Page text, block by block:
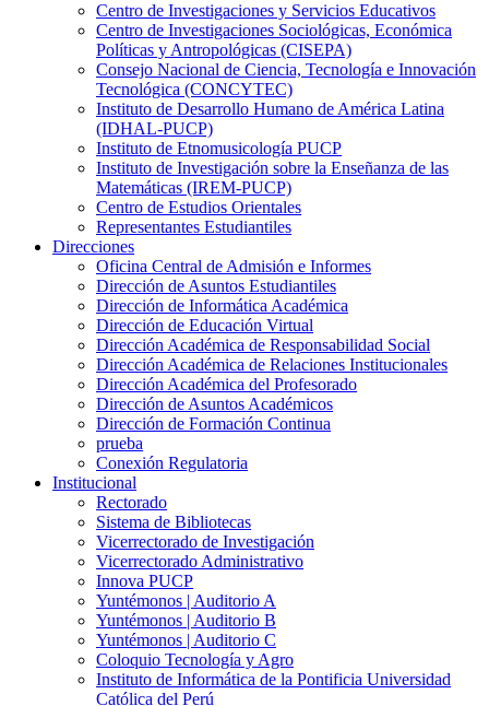
Centro de Investigaciones y Servicios Educativos
Centro de Investigaciones Sociológicas, Económica
Políticas y Antropológicas (CISEPA)
Consejo Nacional de Ciencia, Tecnología e Innovación
Tecnológica (CONCYTEC)
Instituto de Desarrollo Humano de América Latina
(IDHAL-PUCP)
Instituto de Etnomusicología PUCP
Instituto de Investigación sobre la Enseñanza de las
Matemáticas (IREM-PUCP)
Centro de Estudios Orientales
Representantes Estudiantiles
Direcciones
Oficina Central de Admisión e Informes
Dirección de Asuntos Estudiantiles
Dirección de Informática Académica
Dirección de Educación Virtual
Dirección Académica de Responsabilidad Social
Dirección Académica de Relaciones Institucionales
Dirección Académica del Profesorado
Dirección de Asuntos Académicos
Dirección de Formación Continua
prueba
Conexión Regulatoria
Institucional
Rectorado
Sistema de Bibliotecas
Vicerrectorado de Investigación
Vicerrectorado Administrativo
Innova PUCP
Yuntémonos | Auditorio A
Yuntémonos | Auditorio B
Yuntémonos | Auditorio C
Coloquio Tecnología y Agro
Instituto de Informática de la Pontificia Universidad
Católica del Perú